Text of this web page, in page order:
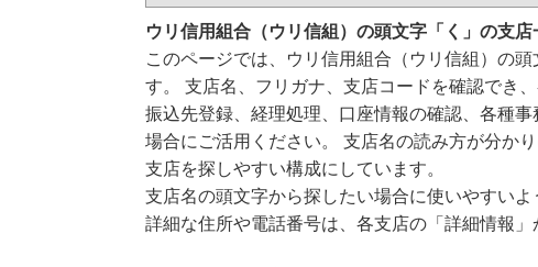
ウリ信用組合（ウリ信組）の頭文字「く」の支店
このページでは、ウリ信用組合（ウリ信組）の
す。 支店名、フリガナ、支店コードを確認でき
振込先登録、経理処理、口座情報の確認、各種
場合にご活用ください。 支店名の読み方が分か
支店を探しやすい構成にしています。
支店名の頭文字から探したい場合に使いやすい
詳細な住所や電話番号は、各支店の「詳細情報」